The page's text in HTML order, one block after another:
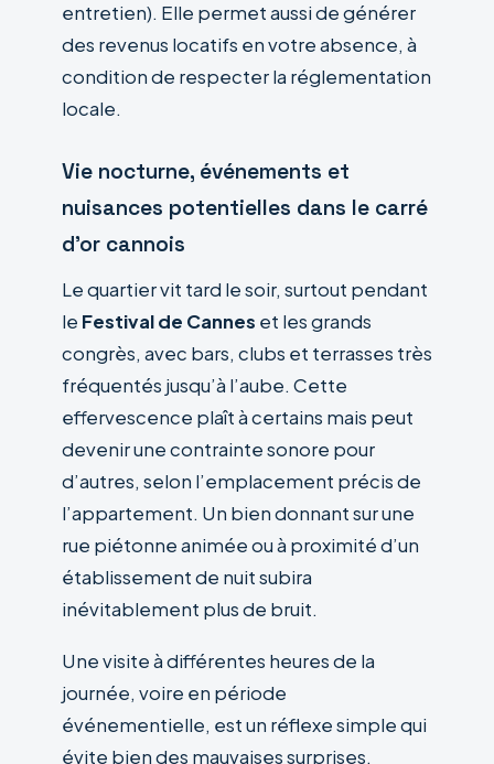
entretien). Elle permet aussi de générer
des revenus locatifs en votre absence, à
condition de respecter la réglementation
locale.
Vie nocturne, événements et
nuisances potentielles dans le carré
d’or cannois
Le quartier vit tard le soir, surtout pendant
le Festival de Cannes et les grands
congrès, avec bars, clubs et terrasses très
fréquentés jusqu’à l’aube. Cette
effervescence plaît à certains mais peut
devenir une contrainte sonore pour
d’autres, selon l’emplacement précis de
l’appartement. Un bien donnant sur une
rue piétonne animée ou à proximité d’un
établissement de nuit subira
inévitablement plus de bruit.
Une visite à différentes heures de la
journée, voire en période
événementielle, est un réflexe simple qui
évite bien des mauvaises surprises.